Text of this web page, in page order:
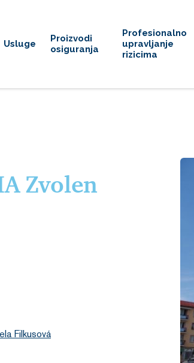
Usluge
Proizvodi
osiguranja
Profesionalno
upravljanje
rizicima
Zvolen
Filkusová